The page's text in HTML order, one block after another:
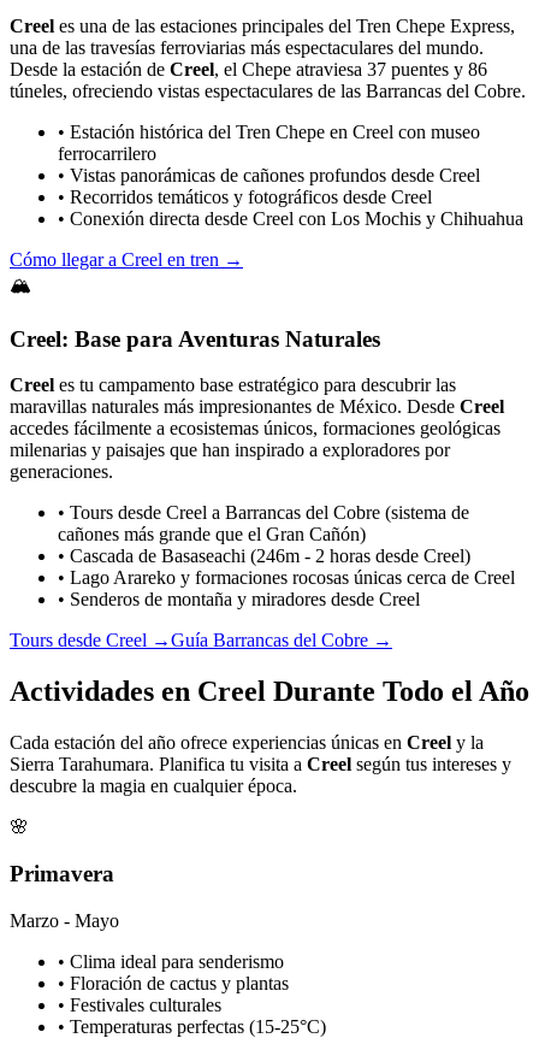
Creel es una de las estaciones principales del Tren Chepe Express,
una de las travesías ferroviarias más espectaculares del mundo.
Desde la estación de Creel, el Chepe atraviesa 37 puentes y 86
túneles, ofreciendo vistas espectaculares de las Barrancas del Cobre.
• Estación histórica del Tren Chepe en Creel con museo
ferrocarrilero
• Vistas panorámicas de cañones profundos desde Creel
• Recorridos temáticos y fotográficos desde Creel
• Conexión directa desde Creel con Los Mochis y Chihuahua
Cómo llegar a Creel en tren →
🏔️
Creel: Base para Aventuras Naturales
Creel es tu campamento base estratégico para descubrir las
maravillas naturales más impresionantes de México. Desde Creel
accedes fácilmente a ecosistemas únicos, formaciones geológicas
milenarias y paisajes que han inspirado a exploradores por
generaciones.
• Tours desde Creel a Barrancas del Cobre (sistema de
cañones más grande que el Gran Cañón)
• Cascada de Basaseachi (246m - 2 horas desde Creel)
• Lago Arareko y formaciones rocosas únicas cerca de Creel
• Senderos de montaña y miradores desde Creel
Tours desde Creel →Guía Barrancas del Cobre →
Actividades en Creel Durante Todo el Año
Cada estación del año ofrece experiencias únicas en Creel y la
Sierra Tarahumara. Planifica tu visita a Creel según tus intereses y
descubre la magia en cualquier época.
🌸
Primavera
Marzo - Mayo
• Clima ideal para senderismo
• Floración de cactus y plantas
• Festivales culturales
• Temperaturas perfectas (15-25°C)